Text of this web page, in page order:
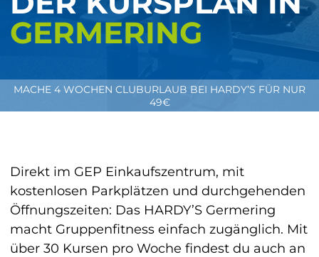
GERMERING
MACHE 4 WOCHEN CLUBURLAUB BEI HARDY’S FÜR NUR
49€
Direkt im GEP Einkaufszentrum, mit
kostenlosen Parkplätzen und durchgehenden
Öffnungszeiten: Das HARDY’S Germering
macht Gruppenfitness einfach zugänglich. Mit
über 30 Kursen pro Woche findest du auch an